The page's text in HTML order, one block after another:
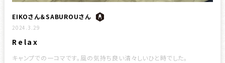
EIKOさん＆SABUROUさん
2024.3.29
Relax
キャンプでの一コマです。風の気持ち良い清々しいひと時でした。